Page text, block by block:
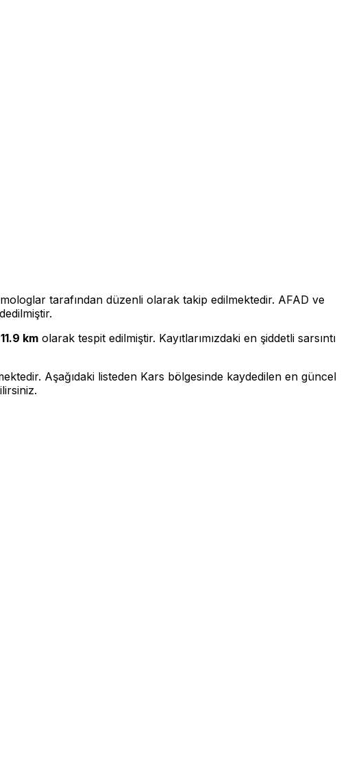
tarafından düzenli olarak takip edilmektedir. AFAD ve
11.9 km olarak tespit edilmiştir. Kayıtlarımızdaki en şiddetli sarsıntı
Aşağıdaki listeden Kars bölgesinde kaydedilen en güncel